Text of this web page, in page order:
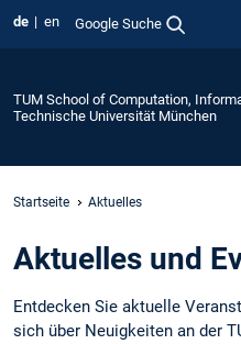
de en Google Suche
TUM School of Computation,
Technische Universität München
Startseite Aktuelles
Aktuelles und
Entdecken Sie aktuelle
sich über Neuigkeiten an der